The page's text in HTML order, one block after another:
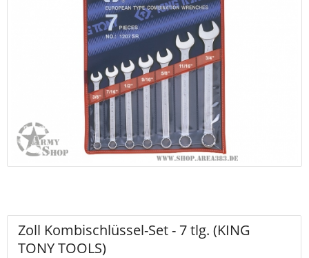
Zoll Kombischlüssel-Set - 7 tlg. (KING
TONY TOOLS)